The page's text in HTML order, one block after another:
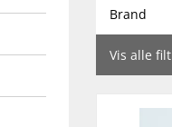
Brand
Vis alle